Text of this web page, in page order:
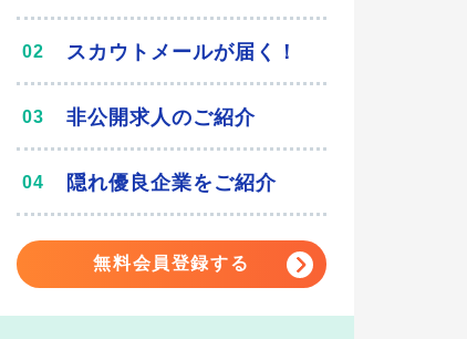
スカウトメールが届く！
非公開求人のご紹介
隠れ優良企業をご紹介
無料会員登録する